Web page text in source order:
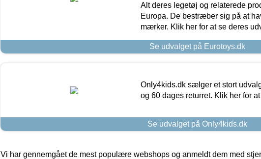
Alt deres legetøj og relaterede
Europa. De bestræber sig på at
mærker. Klik her for at se deres
Se udvalget på Eurotoys.dk
Only4kids.dk sælger et stort
og 60 dages returret. Klik her for
Se udvalget på Only4kids.dk
Vi har gennemgået de mest populære webshops og anmeldt dem med